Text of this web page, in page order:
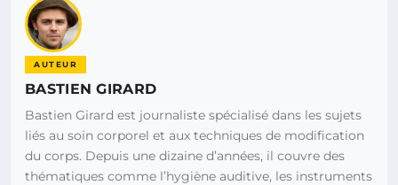
AUTEUR
BASTIEN GIRARD
Bastien Girard est journaliste spécialisé dans les sujets
liés au soin corporel et aux techniques de modification
du corps. Depuis une dizaine d’années, il couvre des
thématiques comme l’hygiène auditive, les instruments